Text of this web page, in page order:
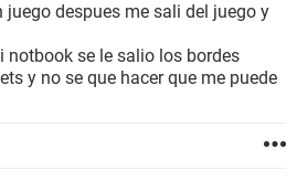
despues me sali del juego y
se le salio los bordes
y no se que hacer que me puede